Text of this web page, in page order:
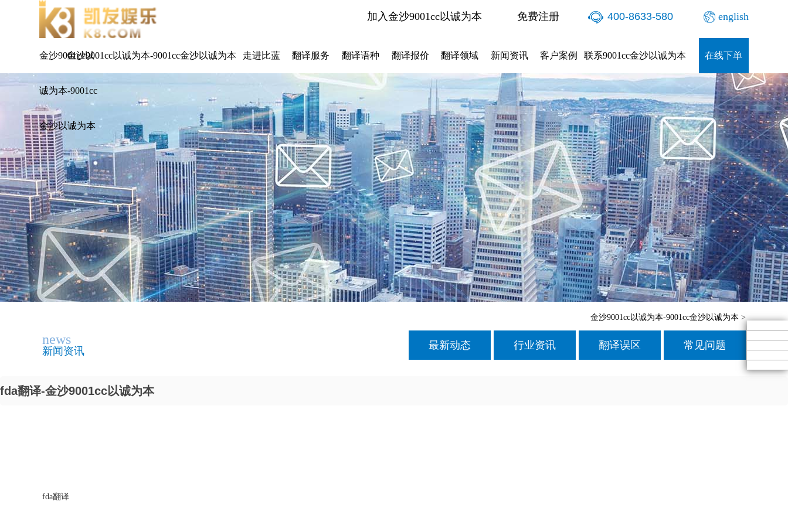
加入金沙9001cc以诚为本 免费注册 400-8633-580 english
金沙9001cc以
诚为本-9001cc
金沙以诚为本
金沙9001cc以诚为本-9001cc金沙以诚为本 走进比蓝 翻译服务 翻译语种 翻译报价 翻译领域 新闻资讯 客户案例 联系9001cc金沙以诚为本 在线下单
金沙9001cc以诚为本-9001cc金沙以诚为本 >
news
新闻资讯 最新动态 行业资讯 翻译误区 常见问题
fda翻译-金沙9001cc以诚为本
fda翻译